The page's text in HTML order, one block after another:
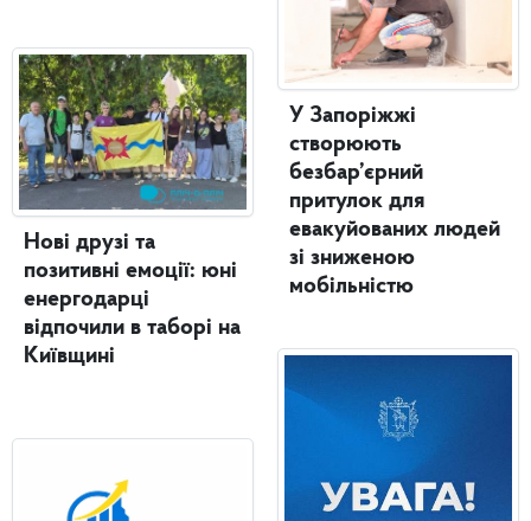
Нові друзі та
позитивні емоції: юні
енергодарці
відпочили в таборі на
Київщині
У Запоріжжі
створюють
безбар’єрний
притулок для
евакуйованих людей
зі зниженою
мобільністю